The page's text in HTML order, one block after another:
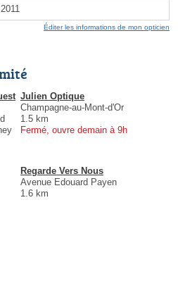
Éditer les informations de mon opticien
Julien Optique
Champagne-au-Mont-d'Or
1.5 km
Fermé, ouvre demain à 9h
Regarde Vers Nous
Avenue Edouard Payen
1.6 km